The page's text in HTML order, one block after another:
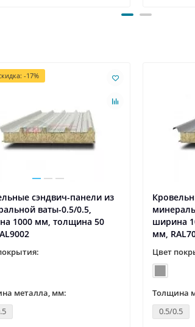
-17%
сэндвич-панели из
ваты-0.5/0.5,
1000 мм, толщина 50
металла, мм:
ширина
мм,
Цвет
Толщина
0.5/0.5